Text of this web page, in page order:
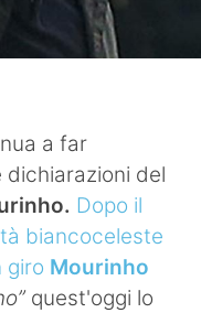
a far
dichiarazioni del
Dopo il
biancoceleste
giro Mourinho
quest'oggi lo